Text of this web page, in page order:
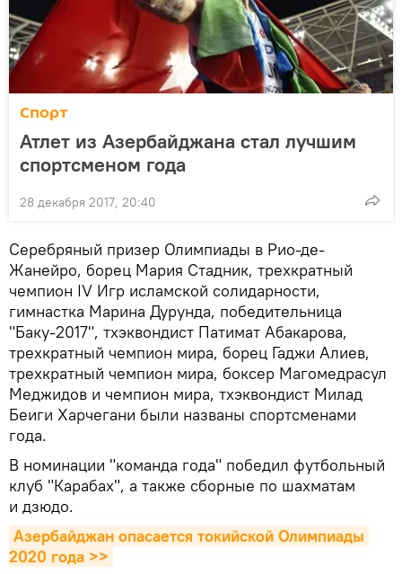
Спорт
Атлет из Азербайджана стал лучшим
спортсменом года
28 декабря 2017, 20:40
Серебряный призер Олимпиады в Рио-де-
Жанейро, борец Мария Стадник, трехкратный
чемпион IV Игр исламской солидарности,
гимнастка Марина Дурунда, победительница
"Баку-2017", тхэквондист Патимат Абакарова,
трехкратный чемпион мира, борец Гаджи Алиев,
трехкратный чемпион мира, боксер Магомедрасул
Меджидов и чемпион мира, тхэквондист Милад
Беиги Харчегани были названы спортсменами
года.
В номинации "команда года" победил футбольный
клуб "Карабах", а также сборные по шахматам
и дзюдо.
Азербайджан опасается токийской Олимпиады
2020 года >>